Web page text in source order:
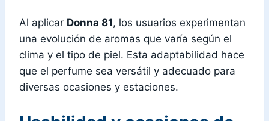
Al aplicar Donna 81, los usuarios experimentan
una evolución de aromas que varía según el
clima y el tipo de piel. Esta adaptabilidad hace
que el perfume sea versátil y adecuado para
diversas ocasiones y estaciones.